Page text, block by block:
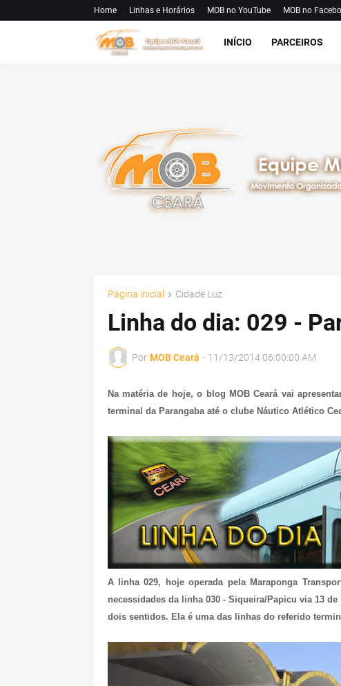
Home Linhas e Horários MOB no YouTube MOB no
INÍCIO PARCEIROS
Página inicial Cidade Luz
Linha do dia: 029 -
Por MOB Ceará - 11/13/2014 06:00:00 AM
Na matéria de hoje, o blog MOB Ceará vai
terminal da Parangaba até o clube Náutico Atlético
A linha 029, hoje operada pela Maraponga
necessidades da linha 030 - Siqueira/Papicu via 13
dois sentidos. Ela é uma das linhas do referido